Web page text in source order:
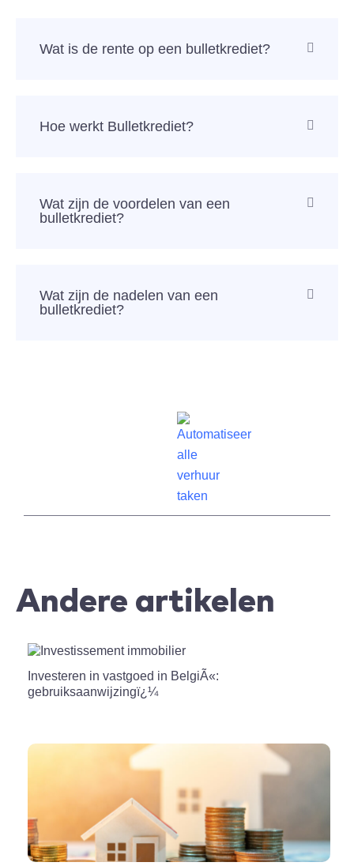
Wat is de rente op een bulletkrediet?
Hoe werkt Bulletkrediet?
Wat zijn de voordelen van een
bulletkrediet?
Wat zijn de nadelen van een
bulletkrediet?
Andere artikelen
Investeren in vastgoed in BelgiÃ«:
gebruiksaanwijzingï¿¼